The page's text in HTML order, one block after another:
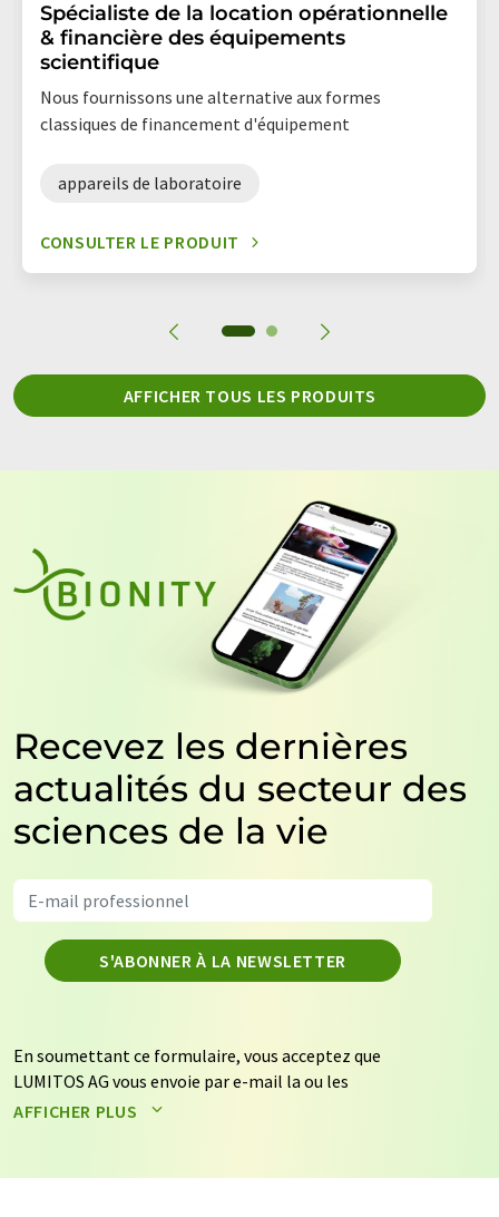
Spécialiste de la location opérationnelle
& financière des équipements
scientifique
Nous fournissons une alternative aux formes
classiques de financement d'équipement
appareils de laboratoire
CONSULTER LE PRODUIT
AFFICHER TOUS LES PRODUITS
Recevez les dernières
actualités du secteur des
sciences de la vie
S'ABONNER À LA NEWSLETTER
En soumettant ce formulaire, vous acceptez que
LUMITOS AG vous envoie par e-mail la ou les
newsletters sélectionnées ci-dessus. Vos données ne
protection des données. LUMITOS peut vous contacter
AFFICHER PLUS